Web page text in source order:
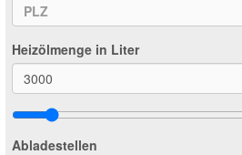
Heizölmenge in Liter
Abladestellen